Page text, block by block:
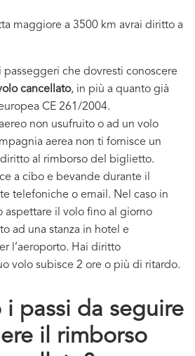
maggiore a 3500 km avrai diritto a
che dovresti conoscere
cancellato, in più a quanto già
CE 261/2004.
non usufruito o ad un volo
aerea non ti fornisce un
al rimborso del biglietto.
a cibo e bevande durante il
telefoniche o email. Nel caso in
aspettare il volo fino al giorno
ad una stanza in hotel e
l’aeroporto. Hai diritto
volo subisce 2 ore o più di ritardo.
i passi da seguire
il rimborso